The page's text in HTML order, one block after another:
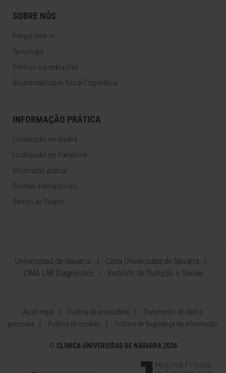
SOBRE NÓS
Porque deve vir
Tecnologia
Prémios e acreditações
Responsabilidade Social Corporativa
INFORMAÇÃO PRÁTICA
Localização em Madrid
Localização em Pamplona
Informação prática
Doentes Internacionais
Serviço ao Doente
Universidad de Navarra
Cima Universidad de Navarra
CIMA LAB Diagnostics
Instituto de Nutrição e Saúde
Aviso legal Política de privacidade
Tratamento de dados
pessoais
Política de cookies Política de Segurança da Informação
© CLÍNICA UNIVERSIDAD DE NAVARRA 2026